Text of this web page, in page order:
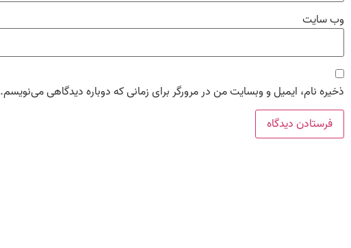
وب‌ سایت
ذخیره نام، ایمیل و وبسایت من در مرورگر برای زمانی که دوباره دیدگاهی می‌نویسم.